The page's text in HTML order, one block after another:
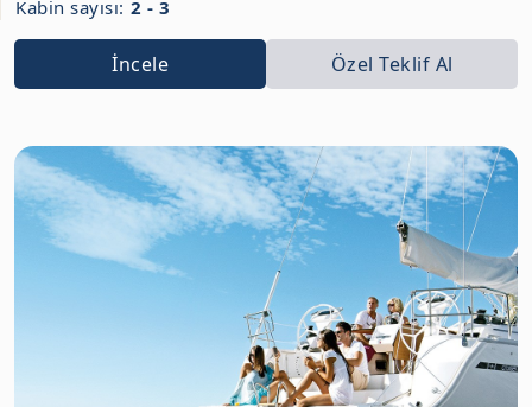
Kabin sayısı: 2 - 3
İncele Özel Teklif Al